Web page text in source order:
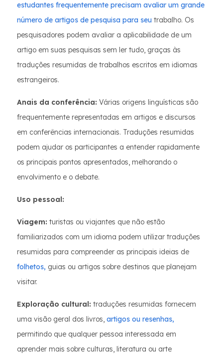
estudantes frequentemente precisam avaliar um grande
número de artigos de pesquisa para seu trabalho. Os
pesquisadores podem avaliar a aplicabilidade de um
artigo em suas pesquisas sem ler tudo, graças às
traduções resumidas de trabalhos escritos em idiomas
estrangeiros.
Anais da conferência: Várias origens linguísticas são
frequentemente representadas em artigos e discursos
em conferências internacionais. Traduções resumidas
podem ajudar os participantes a entender rapidamente
os principais pontos apresentados, melhorando o
envolvimento e o debate.
Uso pessoal:
Viagem: turistas ou viajantes que não estão
familiarizados com um idioma podem utilizar traduções
resumidas para compreender as principais ideias de
folhetos, guias ou artigos sobre destinos que planejam
visitar.
Exploração cultural: traduções resumidas fornecem
uma visão geral dos livros, artigos ou resenhas,
permitindo que qualquer pessoa interessada em
aprender mais sobre culturas, literatura ou arte